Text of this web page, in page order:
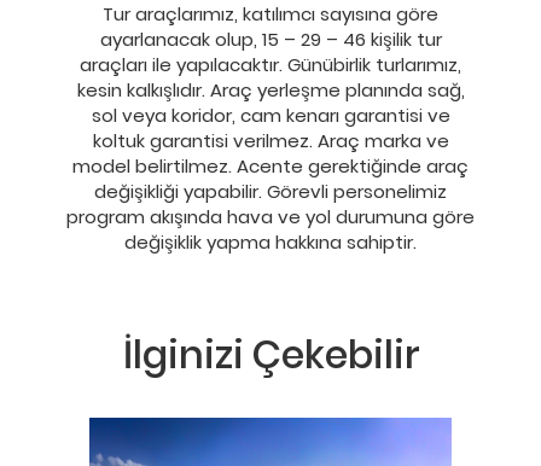
Tur araçlarımız, katılımcı sayısına göre
ayarlanacak olup, 15 – 29 – 46 kişilik tur
araçları ile yapılacaktır. Günübirlik turlarımız,
kesin kalkışlıdır. Araç yerleşme planında sağ,
sol veya koridor, cam kenarı garantisi ve
koltuk garantisi verilmez. Araç marka ve
model belirtilmez. Acente gerektiğinde araç
değişikliği yapabilir. Görevli personelimiz
program akışında hava ve yol durumuna göre
değişiklik yapma hakkına sahiptir.
İlginizi Çekebilir